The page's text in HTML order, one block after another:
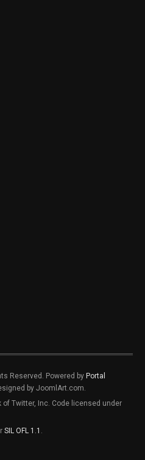
Reserved. Powered by Portal
by JoomlArt.com.
Twitter, Inc. Code licensed under
SIL OFL 1.1 .